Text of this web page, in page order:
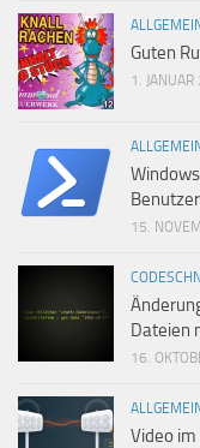
Guten
1.
15.
Dateien
16.
Video